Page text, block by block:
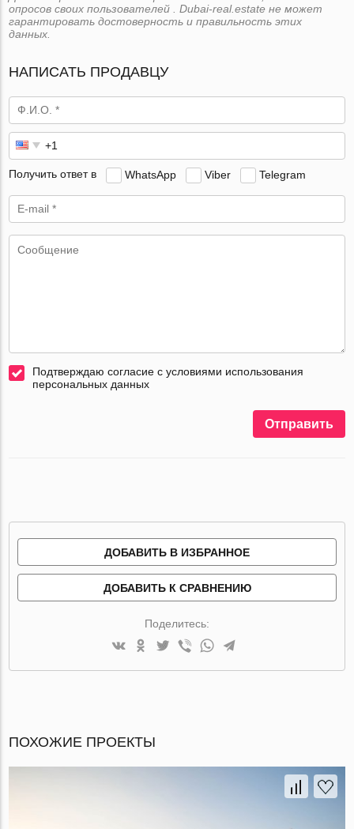
опросов своих пользователей . Dubai-real.estate не может
гарантировать достоверность и правильность этих
данных.
НАПИСАТЬ ПРОДАВЦУ
Получить ответ в WhatsApp Viber Telegram
Подтверждаю согласие с условиями использования
персональных данных
Отправить
ДОБАВИТЬ В ИЗБРАННОЕ
ДОБАВИТЬ К СРАВНЕНИЮ
Поделитесь:
ПОХОЖИЕ ПРОЕКТЫ